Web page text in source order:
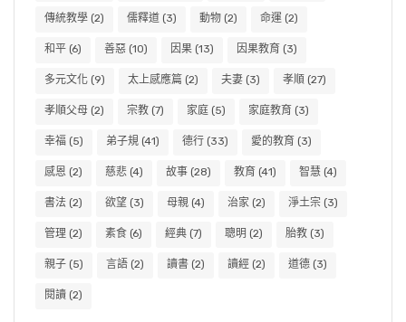
傳統教學 (2) 儒釋道 (3) 動物 (2) 命運 (2)
和平 (6) 善惡 (10) 因果 (13) 因果教育 (3)
多元文化 (9) 太上感應篇 (2) 夫妻 (3) 孝順 (27)
孝順父母 (2) 宗教 (7) 家庭 (5) 家庭教育 (3)
幸福 (5) 弟子規 (41) 德行 (33) 愛的教育 (3)
感恩 (2) 慈悲 (4) 故事 (28) 教育 (41) 智慧 (4)
書法 (2) 欲望 (3) 母親 (4) 治家 (2) 淨土宗 (3)
管理 (2) 素食 (6) 經典 (7) 聰明 (2) 胎教 (3)
親子 (5) 言語 (2) 讀書 (2) 讀經 (2) 道德 (3)
閱讀 (2)